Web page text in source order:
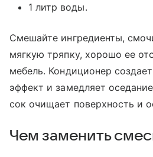
1 литр воды.
Смешайте ингредиенты,
мягкую тряпку, хорошо ее
мебель. Кондиционер
эффект и замедляет
сок очищает поверхность и
Чем заменить